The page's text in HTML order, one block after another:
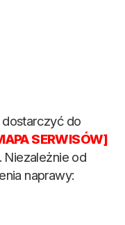
do
SERWISÓW]
Niezależnie od
naprawy: